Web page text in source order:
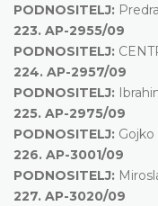
PODNOSITELJ:
223. AP-2955/09
PODNOSITELJ:
224. AP-2957/09
PODNOSITELJ:
225. AP-2975/09
PODNOSITELJ: Gojko
226. AP-3001/09
PODNOSITELJ:
227. AP-3020/09